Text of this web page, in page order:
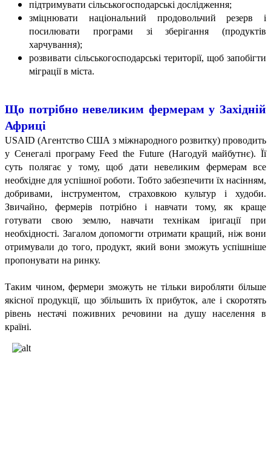
підтримувати сільськогосподарські дослідження;
зміцнювати національний продовольчий резерв і
посилювати програми зі зберігання (продуктів
харчування);
розвивати сільськогосподарські території, щоб запобігти
міграції в міста.
Що потрібно невеликим фермерам у Західній
Африці
USAID (Агентство США з міжнародного розвитку) проводить
у Сенегалі програму Feed the Future (Нагодуй майбутнє). Її
суть полягає у тому, щоб дати невеликим фермерам все
необхідне для успішної роботи. Тобто забезпечити їх насінням,
добривами, інструментом, страховкою культур і худоби.
Звичайно, фермерів потрібно і навчати тому, як краще
готувати свою землю, навчати технікам іригації при
необхідності. Загалом допомогти отримати кращий, ніж вони
отримували до того, продукт, який вони зможуть успішніше
пропонувати на ринку.
Таким чином, фермери зможуть не тільки виробляти більше
якісної продукції, що збільшить їх прибуток, але і скоротять
рівень нестачі поживних речовини на душу населення в
країні.